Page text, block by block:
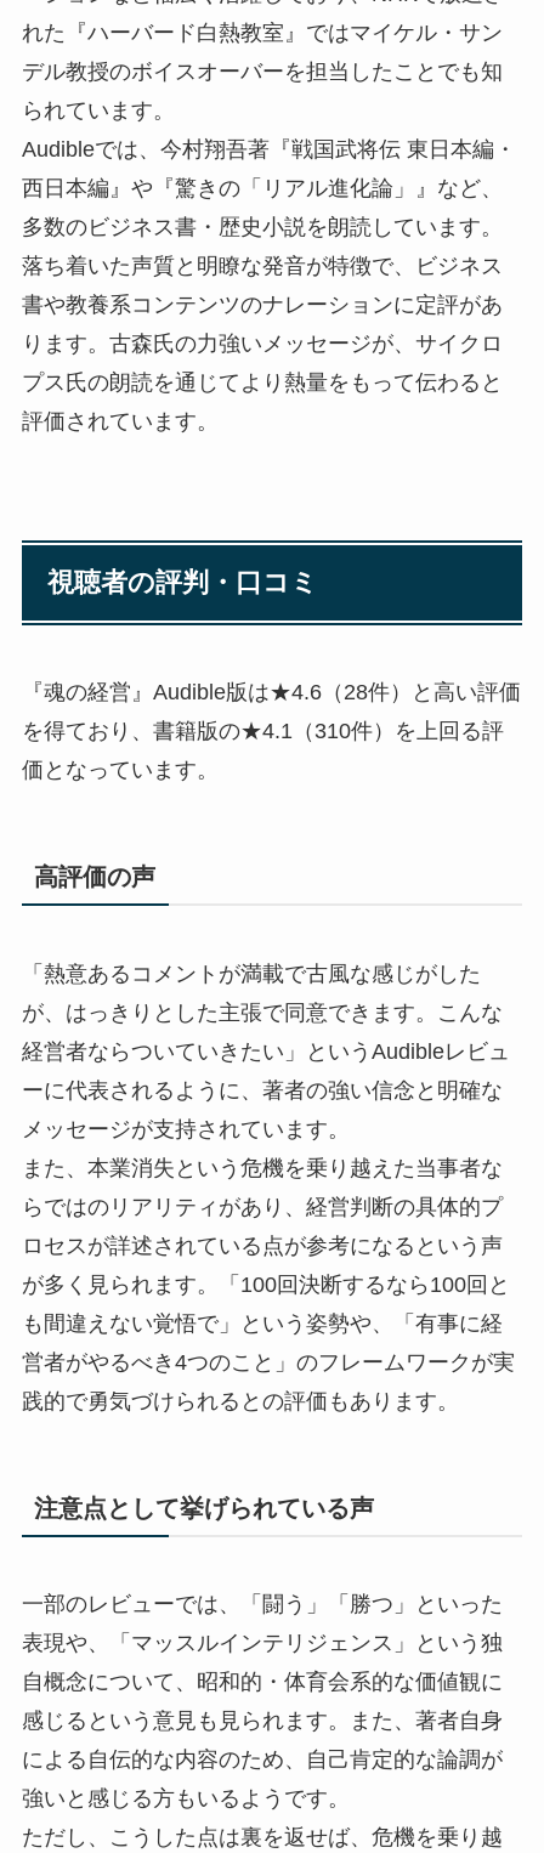
れた『ハーバード白熱教室』ではマイケル・サン
デル教授のボイスオーバーを担当したことでも知
られています。
Audibleでは、今村翔吾著『戦国武将伝 東日本編・
西日本編』や『驚きの「リアル進化論」』など、
多数のビジネス書・歴史小説を朗読しています。
落ち着いた声質と明瞭な発音が特徴で、ビジネス
書や教養系コンテンツのナレーションに定評があ
ります。古森氏の力強いメッセージが、サイクロ
プス氏の朗読を通じてより熱量をもって伝わると
評価されています。
視聴者の評判・口コミ
『魂の経営』Audible版は★4.6（28件）と高い評価
を得ており、書籍版の★4.1（310件）を上回る評
価となっています。
高評価の声
「熱意あるコメントが満載で古風な感じがした
が、はっきりとした主張で同意できます。こんな
経営者ならついていきたい」というAudibleレビュ
ーに代表されるように、著者の強い信念と明確な
メッセージが支持されています。
また、本業消失という危機を乗り越えた当事者な
らではのリアリティがあり、経営判断の具体的プ
ロセスが詳述されている点が参考になるという声
が多く見られます。「100回決断するなら100回と
も間違えない覚悟で」という姿勢や、「有事に経
営者がやるべき4つのこと」のフレームワークが実
践的で勇気づけられるとの評価もあります。
注意点として挙げられている声
一部のレビューでは、「闘う」「勝つ」といった
表現や、「マッスルインテリジェンス」という独
自概念について、昭和的・体育会系的な価値観に
感じるという意見も見られます。また、著者自身
による自伝的な内容のため、自己肯定的な論調が
強いと感じる方もいるようです。
ただし、こうした点は裏を返せば、危機を乗り越